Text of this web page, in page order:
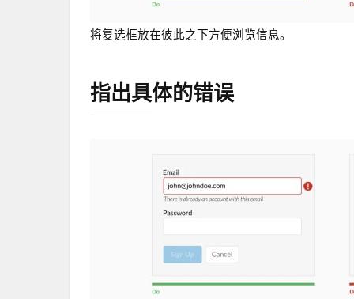
将复选框放在彼此之下方便浏览信息。
指出具体的错误